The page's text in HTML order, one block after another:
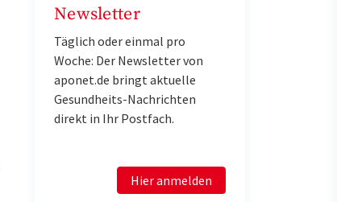
Newsletter
Täglich oder einmal pro
Woche: Der Newsletter von
aponet.de bringt aktuelle
Gesundheits-Nachrichten
direkt in Ihr Postfach.
Hier anmelden